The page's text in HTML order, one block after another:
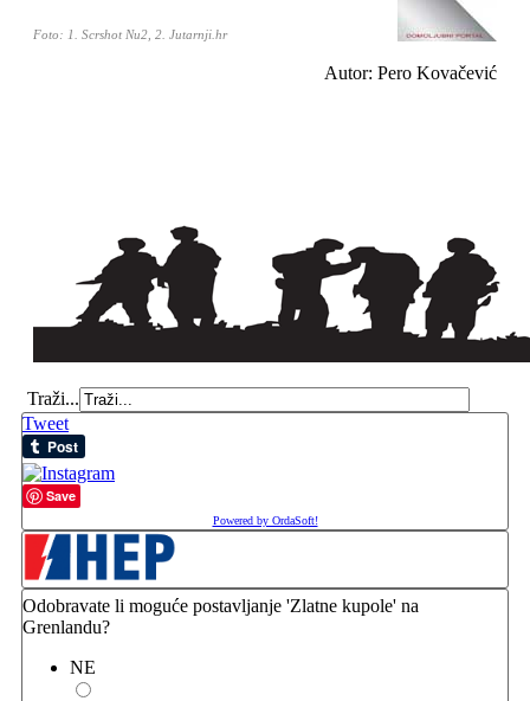
Foto: 1. Scrshot Nu2, 2. Jutarnji.hr
Autor: Pero Kovačević
Traži...
Tweet
Save
Powered by OrdaSoft!
Odobravate li moguće postavljanje 'Zlatne kupole' na
Grenlandu?
NE